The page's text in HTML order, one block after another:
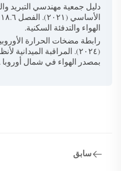
الهواء والتدفئة السكنية.
(٢٠٢٤).
المراقبة الميدانية
بمصدر الهواء في شمال أوروبا .
سابق